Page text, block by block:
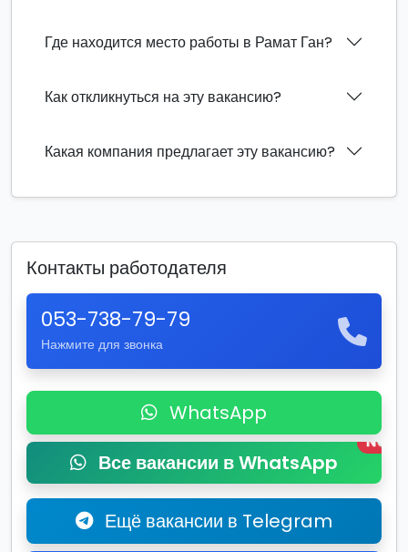
Где находится место работы в Рамат Ган?
Как откликнуться на эту вакансию?
Какая компания предлагает эту вакансию?
Контакты работодателя
053-738-79-79
Нажмите для звонка
WhatsApp
Все вакансии в WhatsApp
New
Ещё вакансии в Telegram